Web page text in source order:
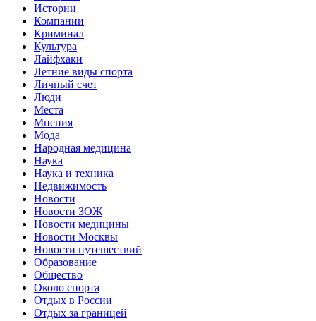
Истории
Компании
Криминал
Культура
Лайфхаки
Летние виды спорта
Личный счет
Люди
Места
Мнения
Мода
Народная медицина
Наука
Наука и техника
Недвижимость
Новости
Новости ЗОЖ
Новости медицины
Новости Москвы
Новости путешествий
Образование
Общество
Около спорта
Отдых в России
Отдых за границей